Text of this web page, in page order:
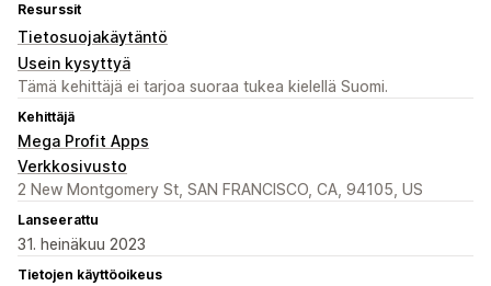
Resurssit
Tietosuojakäytäntö
Usein kysyttyä
Tämä kehittäjä ei tarjoa suoraa tukea kielellä Suomi.
Kehittäjä
Mega Profit Apps
Verkkosivusto
2 New Montgomery St, SAN FRANCISCO, CA, 94105, US
Lanseerattu
31. heinäkuu 2023
Tietojen käyttöoikeus